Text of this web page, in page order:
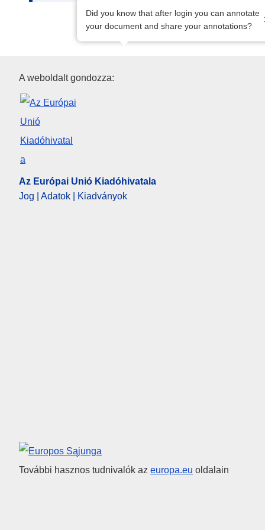
Did you know that after login you can annotate
your document and share your annotations?
Az Európai Unió Kiadóhivatala
A weboldalt gondozza:
Az Európai Unió Kiadóhivatala
Jog | Adatok | Kiadványok
Európai Unió
További hasznos tudnivalók az europa.eu oldalain